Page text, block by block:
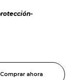
Comprar ahora